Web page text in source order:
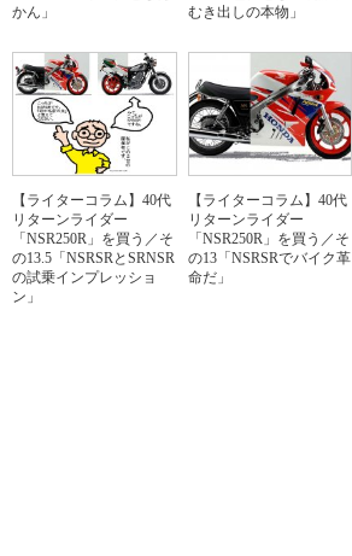
かん」
むき出しの本物」
【ライターコラム】40代
リターンライダー
「NSR250R」を買う／そ
の13.5「NSRSRとSRNSR
の試乗インプレッショ
ン」
【ライターコラム】40代
リターンライダー
「NSR250R」を買う／そ
の13「NSRSRでバイク革
命だ」